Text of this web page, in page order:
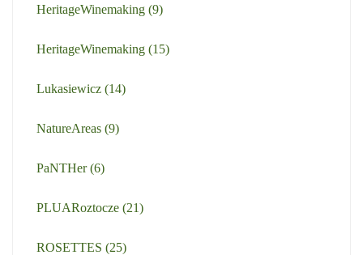
HeritageWinemaking (9)
HeritageWinemaking (15)
Lukasiewicz (14)
NatureAreas (9)
PaNTHer(6)
PLUARoztocze (21)
ROSETTES (25)